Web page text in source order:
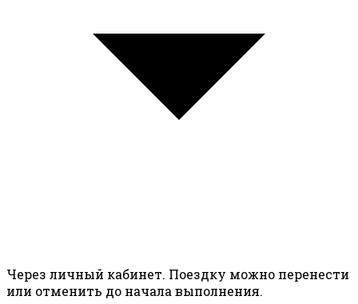
Через личный кабинет. Поездку можно перенести
или отменить до начала выполнения.